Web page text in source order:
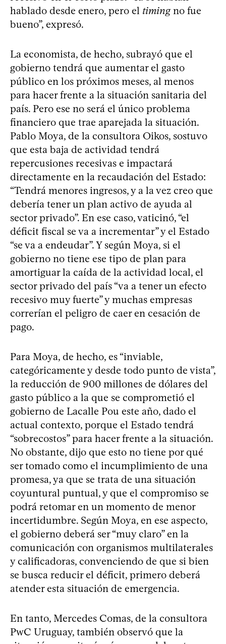
hablado desde enero, pero el timingno fue
bueno”, expresó.
La economista, de hecho, subrayó que el
gobierno tendrá que aumentar el gasto
público en los próximos meses, al menos
para hacer frente a la situación sanitaria del
país. Pero ese no será el único problema
financiero que trae aparejada la situación.
Pablo Moya, de la consultora Oikos, sostuvo
que esta baja de actividad tendrá
repercusiones recesivas e impactará
directamente en la recaudación del Estado:
“Tendrá menores ingresos, y a la vez creo que
debería tener un plan activo de ayuda al
sector privado”. En ese caso, vaticinó, “el
déficit fiscal se va a incrementar” y el Estado
“se va a endeudar”. Y según Moya, si el
gobierno no tiene ese tipo de plan para
amortiguar la caída de la actividad local, el
sector privado del país “va a tener un efecto
recesivo muy fuerte” y muchas empresas
correrían el peligro de caer en cesación de
pago.
Para Moya, de hecho, es “inviable,
categóricamente y desde todo punto de vista”,
la reducción de 900 millones de dólares del
gasto público a la que se comprometió el
gobierno de Lacalle Pou este año, dado el
actual contexto, porque el Estado tendrá
“sobrecostos” para hacer frente a la situación.
No obstante, dijo que esto no tiene por qué
ser tomado como el incumplimiento de una
promesa, ya que se trata de una situación
coyuntural puntual, y que el compromiso se
podrá retomar en un momento de menor
incertidumbre. Según Moya, en ese aspecto,
el gobierno deberá ser “muy claro” en la
comunicación con organismos multilaterales
y calificadoras, convenciendo de que si bien
se busca reducir el déficit, primero deberá
atender esta situación de emergencia.
En tanto, Mercedes Comas, de la consultora
PwC Uruguay, también observó que la